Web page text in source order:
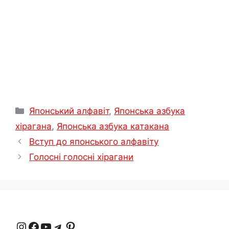
Категорії
Японський алфавіт, Японська азбука
хірагана, Японська азбука катакана
Вступ до японського алфавіту
Голосні голосні хірагани
Instagram Facebook YouTube Телеграма Pinterest